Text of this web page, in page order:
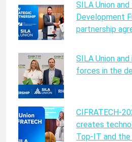
SILA Union
Development
partnership
SILA Union
forces in the
CIFRATECH-
creates
Top-IT and